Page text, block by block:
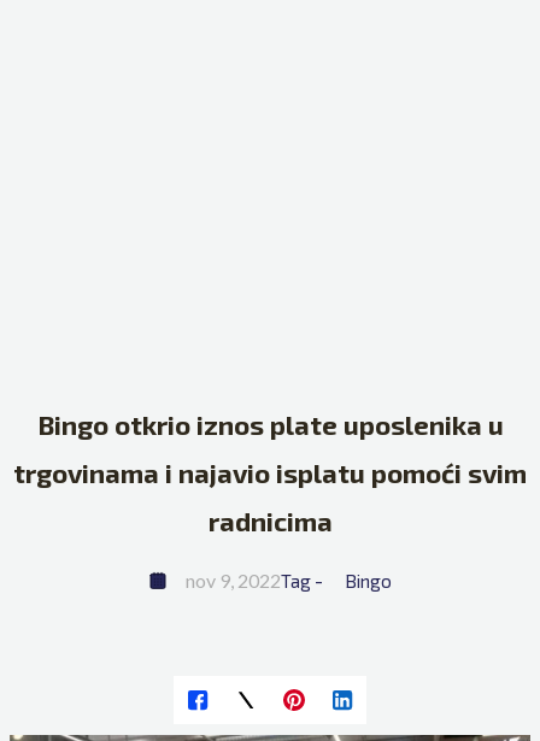
Bingo otkrio iznos plate uposlenika u
trgovinama i najavio isplatu pomoći svim
radnicima
nov 9, 2022Tag - Bingo